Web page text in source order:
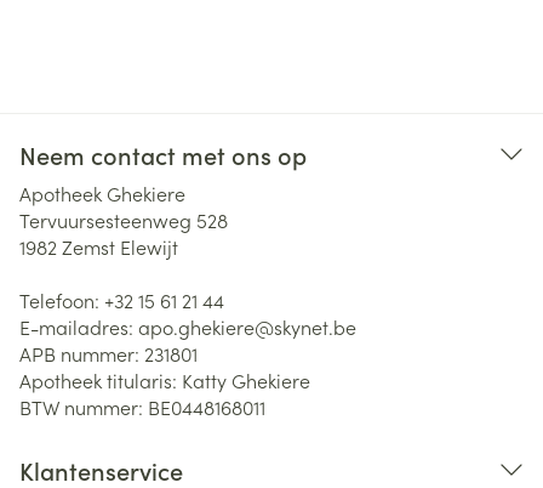
Neem contact met ons op
Apotheek Ghekiere
Tervuursesteenweg 528
1982 Zemst Elewijt
Telefoon: +32 15 61 21 44
E-mailadres: apo.ghekiere@skynet.be
APB nummer: 231801
Apotheek titularis: Katty Ghekiere
BTW nummer: BE0448168011
Klantenservice